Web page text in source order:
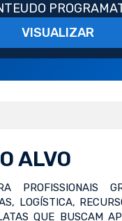
VISUALIZAR
ALVO
PROFISSIONAIS
LOGÍSTICA,
QUE BUSCAM